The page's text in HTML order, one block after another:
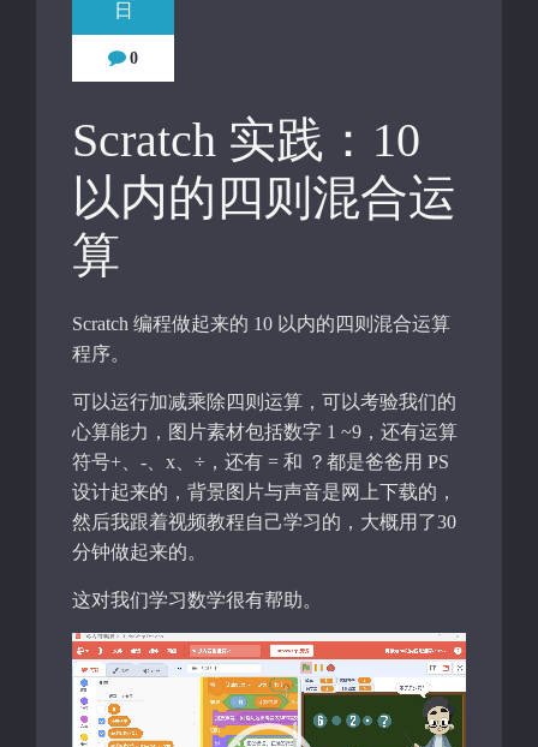
日
0
Scratch 实践：10
以内的四则混合运
算
Scratch 编程做起来的 10 以内的四则混合运算
程序。
可以运行加减乘除四则运算，可以考验我们的
心算能力，图片素材包括数字 1 ~9，还有运算
符号+、-、x、÷，还有 = 和 ？都是爸爸用 PS
设计起来的，背景图片与声音是网上下载的，
然后我跟着视频教程自己学习的，大概用了30
分钟做起来的。
这对我们学习数学很有帮助。
视
频
播
放
器